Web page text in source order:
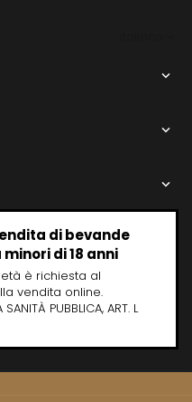



di bevande
di 18 anni
è richiesta al
vendita online.
PUBBLICA, ART. L